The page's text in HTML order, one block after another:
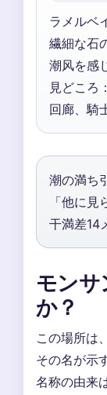
ラメルベ
繊細な石
潮风を感
見どころ
回廊、騎
潮の満ち
「他に見
干満差14
モン
か？
この場所は、
その名が示
名称の由来は